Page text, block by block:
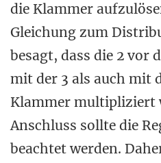
die Klammer
Gleichung zum
besagt, dass die 2 vor
mit der 3 als auch mit
Klammer multipliziert
Anschluss sollte die
beachtet werden.